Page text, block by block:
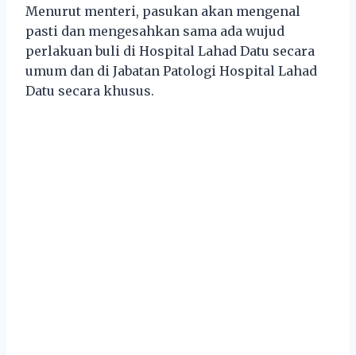
Menurut menteri, pasukan akan mengenal
pasti dan mengesahkan sama ada wujud
perlakuan buli di Hospital Lahad Datu secara
umum dan di Jabatan Patologi Hospital Lahad
Datu secara khusus.